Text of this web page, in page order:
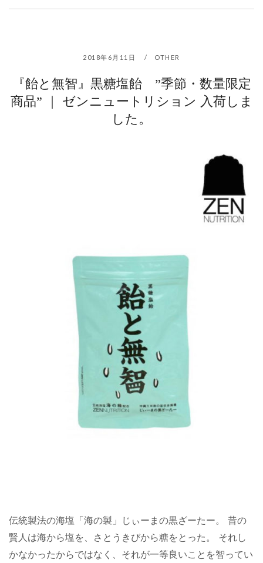
2018年6月11日 OTHER
『飴と無智』黒糖塩飴 ”季節・数量限定
商品” ｜ ゼンニュートリション 入荷しま
した。
伝統製法の海塩「海の製」じぃーまの黒ざーたー。 昔の
賢人は海から塩を、さとうきびから糖をとった。 それし
かなかったからではなく、それが一等良いことを智ってい